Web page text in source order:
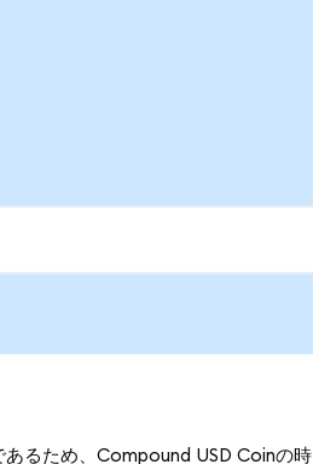
るため、Compound USD Coinの時